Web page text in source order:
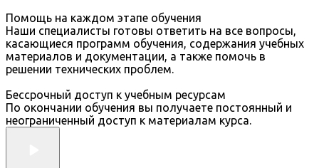
Помощь на каждом этапе обучения
Наши специалисты готовы ответить на все вопросы,
касающиеся программ обучения, содержания учебных
материалов и документации, а также помочь в
решении технических проблем.
Бессрочный доступ к учебным ресурсам
По окончании обучения вы получаете постоянный и
неограниченный доступ к материалам курса.